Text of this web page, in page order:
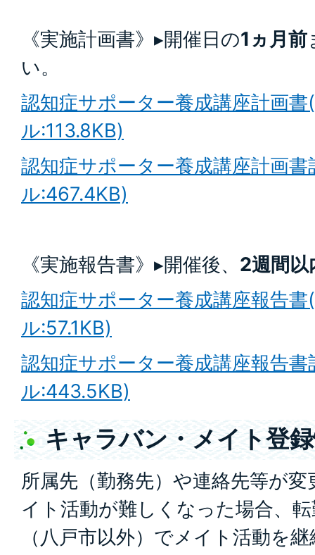
《実施計画書》▸開催日の1ヵ月前
い。
認知症サポーター養成講座計画
ル:113.8KB)
認知症サポーター養成講座計画
ル:467.4KB)
《実施報告書》▸開催後、 2週間以
認知症サポーター養成講座報告
ル:57.1KB)
認知症サポーター養成講座報告
ル:443.5KB)
キャラバン・メイト登
所属先（勤務先）や連絡先等が
イト活動が難しくなった場合、
（八戸市以外）でメイト活動を